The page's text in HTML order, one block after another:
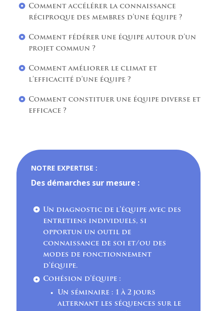
Comment accélérer la connaissance
réciproque des membres d’une équipe ?
Comment fédérer une équipe autour d’un
projet commun ?
Comment améliorer le climat et
l’efficacité d’une équipe ?
Comment constituer une équipe diverse et
efficace ?
NOTRE EXPERTISE :
Des démarches sur mesure :
Un diagnostic de l’équipe avec des
entretiens individuels, si
opportun un outil de
connaissance de soi et/ou des
modes de fonctionnement
d’équipe.
Cohésion d’équipe :
Un séminaire : 1 à 2 jours
alternant les séquences sur le